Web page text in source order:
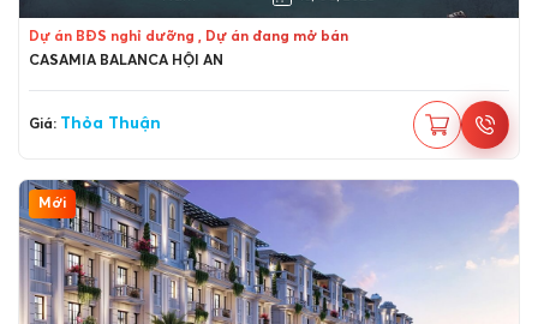
Dự án BĐS nghỉ dưỡng , Dự án đang mở bán
CASAMIA BALANCA HỘI AN
Giá: Thỏa Thuận
Mới